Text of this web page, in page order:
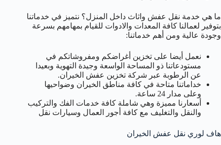
ما هي خدمة نقل عفش واثاث داخل المنزل؟ نتميز في خدماتنا
بتوفير لعمالنا كافة المعدات والادوات للقيام بمهامهم بسرعة
وجودة عالية ومن أهم خدماتنا:
نعمل أيضا على تخزين أغراضكم ومفروشاتكم في
مستودعاتنا ذو المساحة الواسعة وجيدة التهوية وبعيدا
عن الرطوبة عبر شركة تخزين عفش الخيران.
خداماتنا متاحة في كافة مناطق الخيران وضواحيها
وعلى مدار 24 ساعة.
أسعارنا مميزة وهي شاملة كافة خدمات الفك والتركيب
والنقل والتغليف مع كافة أجور العمال وسيارات نقل
هاف لوري نقل عفش الخيران